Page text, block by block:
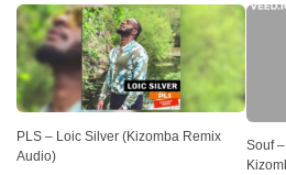
PLS – Loic Silver (Kizomba Remix
Audio)
Souf